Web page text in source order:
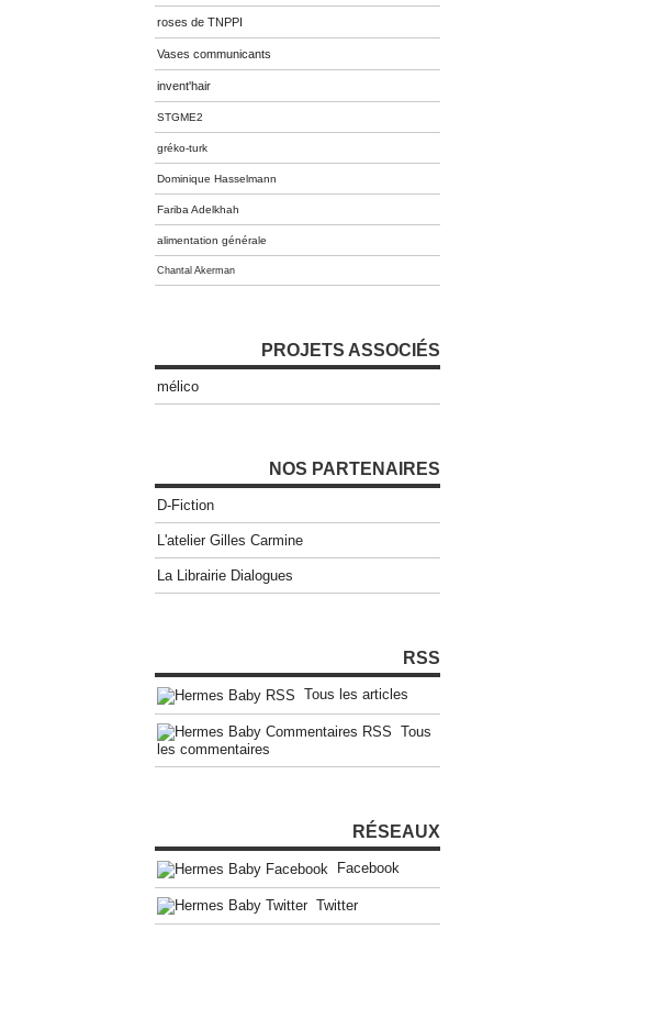
roses de TNPPI
Vases communicants
invent'hair
STGME2
gréko-turk
Dominique Hasselmann
Fariba Adelkhah
alimentation générale
Chantal Akerman
PROJETS ASSOCIÉS
mélico
NOS PARTENAIRES
D-Fiction
L'atelier Gilles Carmine
La Librairie Dialogues
RSS
Tous les articles
Tous
les commentaires
RÉSEAUX
Facebook
Twitter